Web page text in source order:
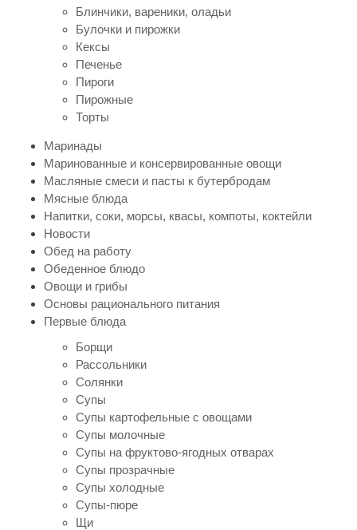
Блинчики, вареники, оладьи
Булочки и пирожки
Кексы
Печенье
Пироги
Пирожные
Торты
Маринады
Маринованные и консервированные овощи
Масляные смеси и пасты к бутербродам
Мясные блюда
Напитки, соки, морсы, квасы, компоты, коктейли
Новости
Обед на работу
Обеденное блюдо
Овощи и грибы
Основы рационального питания
Первые блюда
Борщи
Рассольники
Солянки
Супы
Супы картофельные с овощами
Супы молочные
Супы на фруктово-ягодных отварах
Супы прозрачные
Супы холодные
Супы-пюре
Щи